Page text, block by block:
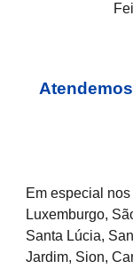
Em especial
Luxemburgo,
Santa Lúcia,
Jardim, Sion,